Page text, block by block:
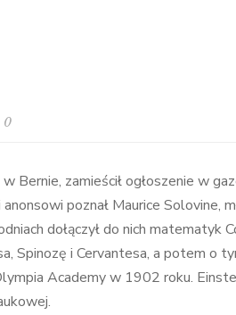
0
zamieścił ogłoszenie w
poznał Maurice Solovine,
dołączył do nich matematyk
Spinozę i Cervantesa, a potem o
Academy w 1902 roku.